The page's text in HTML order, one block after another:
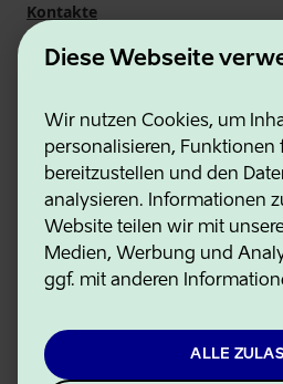
Diese Webseite
Wir nutzen Cookies, um
personalisieren, Funktionen
bereitzustellen und den
analysieren. Informationen
Website teilen wir mit
Medien, Werbung und
ggf. mit anderen
ALLE
Kontakte
Kooperationspartner
Nutzungsbedingungen